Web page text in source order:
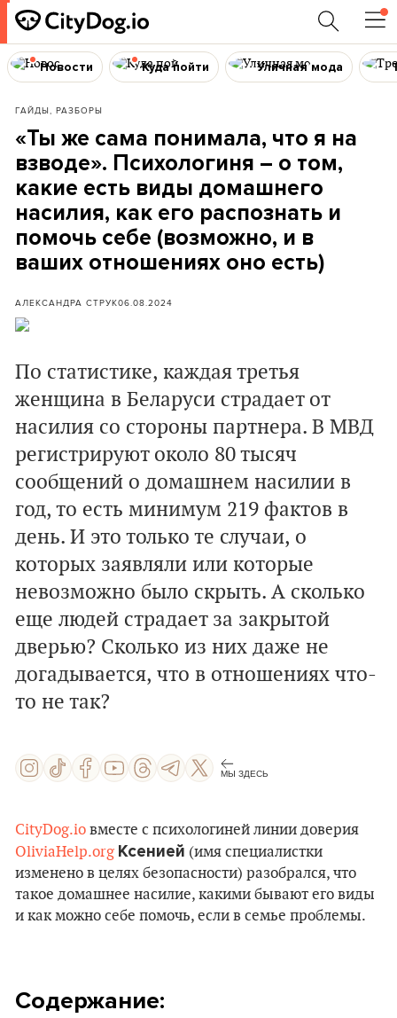
Новости Куда пойти Уличная мода
ГАЙДЫ, РАЗБОРЫ
«Ты же сама понимала, что я на
взводе». Психологиня – о том,
какие есть виды домашнего
насилия, как его распознать и
помочь себе (возможно, и в
ваших отношениях оно есть)
АЛЕКСАНДРА СТРУК06.08.2024
По статистике, каждая третья
женщина в Беларуси страдает от
насилия со стороны партнера. В МВД
регистрируют около 80 тысяч
сообщений о домашнем насилии в
год, то есть минимум 219 фактов в
день. И это только те случаи, о
которых заявляли или которые
невозможно было скрыть. А сколько
еще людей страдает за закрытой
дверью? Сколько из них даже не
догадывается, что в отношениях что-
то не так?
МЫ ЗДЕСЬ
CityDog.io вместе с психологиней линии доверия
OliviaHelp.org Ксенией (имя специалистки
изменено в целях безопасности) разобрался, что
такое домашнее насилие, какими бывают его виды
и как можно себе помочь, если в семье проблемы.
Содержание: